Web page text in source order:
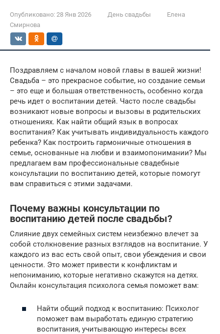
Опубликовано: 28 Янв 2026 День свадьбы
Елена
Смирнова
Поздравляем с началом новой главы в вашей жизни!
Свадьба – это прекрасное событие, но создание семьи
– это еще и большая ответственность, особенно когда
речь идет о воспитании детей. Часто после свадьбы
возникают новые вопросы и вызовы в родительских
отношениях. Как найти общий язык в вопросах
воспитания? Как учитывать индивидуальность каждого
ребенка? Как построить гармоничные отношения в
семье, основанные на любви и взаимопонимании? Мы
предлагаем вам профессиональные свадебные
консультации по воспитанию детей, которые помогут
вам справиться с этими задачами.
Почему важны консультации по
воспитанию детей после свадьбы?
Слияние двух семейных систем неизбежно влечет за
собой столкновение разных взглядов на воспитание. У
каждого из вас есть свой опыт, свои убеждения и свои
ценности. Это может привести к конфликтам и
непониманию, которые негативно скажутся на детях.
Онлайн консультация психолога семья поможет вам:
Найти общий подход к воспитанию: Психолог
поможет вам выработать единую стратегию
воспитания, учитывающую интересы всех